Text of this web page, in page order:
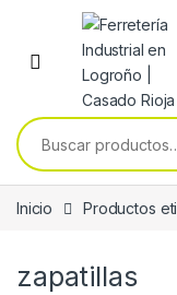
Skip to navigation
Skip to content
Buscar por:
Inicio Productos
zapatillas